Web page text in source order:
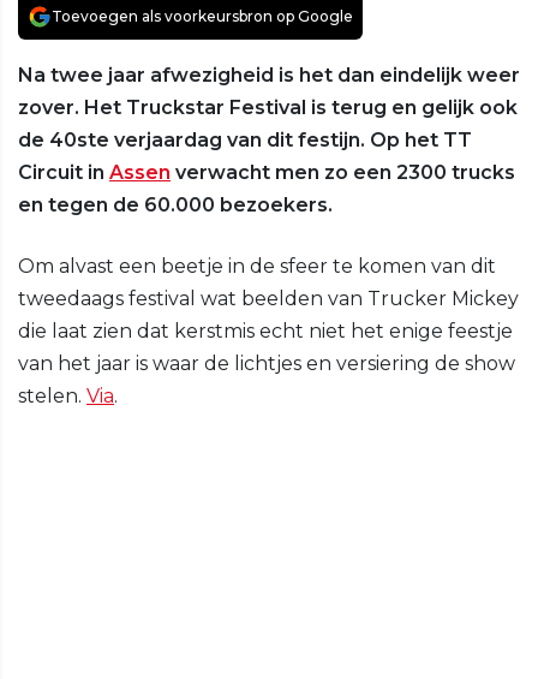
Toevoegen als voorkeursbron op Google
Na twee jaar afwezigheid is het dan eindelijk weer
zover. Het Truckstar Festival is terug en gelijk ook
de 40ste verjaardag van dit festijn. Op het TT
Circuit in Assen verwacht men zo een 2300 trucks
en tegen de 60.000 bezoekers.
Om alvast een beetje in de sfeer te komen van dit
tweedaags festival wat beelden van Trucker Mickey
die laat zien dat kerstmis echt niet het enige feestje
van het jaar is waar de lichtjes en versiering de show
stelen. Via.